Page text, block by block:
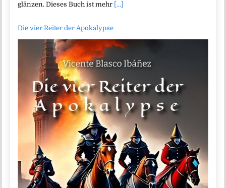
glänzen. Dieses Buch ist mehr [...]
Die vier Reiter der Apokalypse